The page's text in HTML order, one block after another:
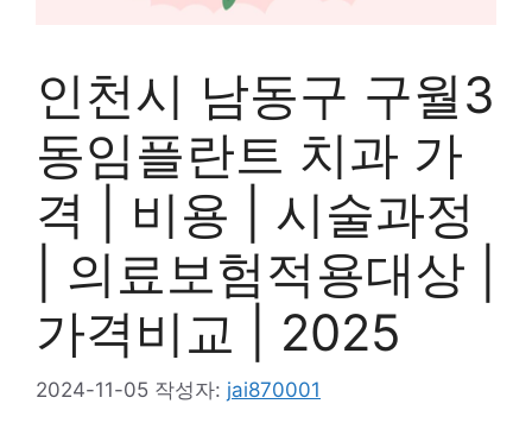
인천시 남동구 구월3
동임플란트 치과 가
격 | 비용 | 시술과정
| 의료보험적용대상 |
가격비교 | 2025
2024-11-05 작성자: jai870001